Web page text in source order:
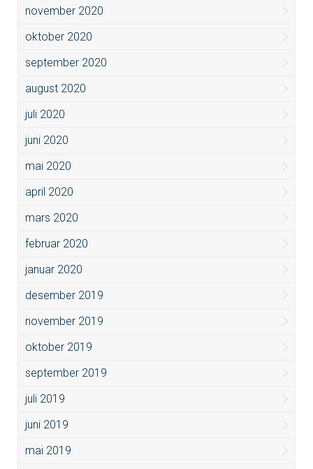
november 2020
oktober 2020
september 2020
august 2020
juli 2020
juni 2020
mai 2020
april 2020
mars 2020
februar 2020
januar 2020
desember 2019
november 2019
oktober 2019
september 2019
juli 2019
juni 2019
mai 2019